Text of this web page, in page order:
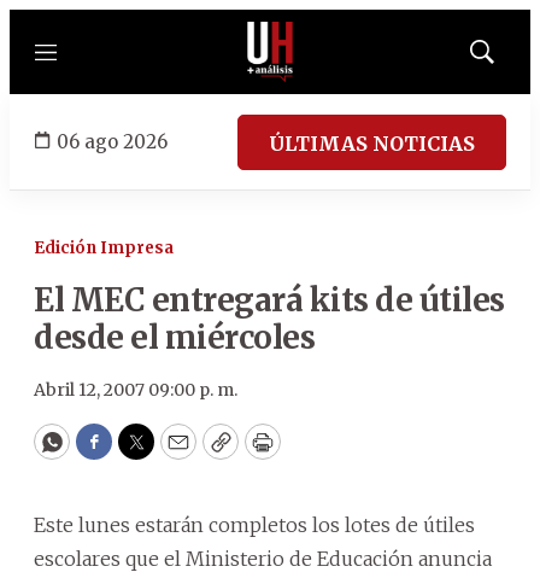
Menú
Mostrar
06 ago 2026 ÚLTIMAS NOTICIAS
Edición Impresa
El MEC entregará kits de útiles
desde el miércoles
Abril 12, 2007 09:00 p. m.
WhatsApp
Facebook
Twitter
EmailCopyPrint
Este lunes estarán completos los lotes de útiles
escolares que el Ministerio de Educación anuncia